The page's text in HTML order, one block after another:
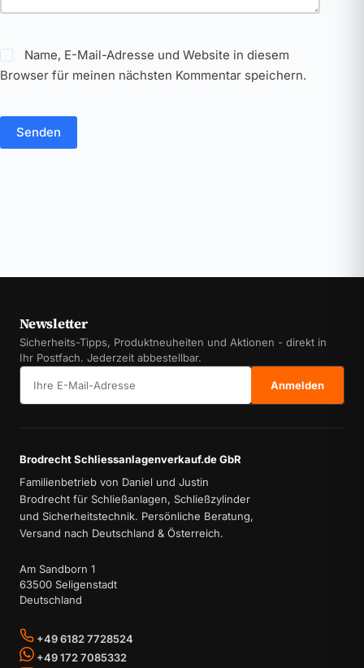
Name, E-Mail-Adresse und Website in diesem
Browser für meinen nächsten Kommentar speichern.
Senden
Newsletter
Sicherheits-Tipps, Produktneuheiten und Aktionen - direkt in
Ihr Postfach. Jederzeit abbestellbar.
Anmelden
Brodrecht Schliessanlagenverkauf.de GbR
Familienbetrieb von Daniel und Justin
Brodrecht für Schließanlagen, Schließzylinder
und Sicherheitstechnik. Persönliche Beratung,
Versand nach Deutschland & Österreich.
Am Sandborn 1
63500 Seligenstadt
Deutschland
+49 6182 7728524
+49 172 7085332